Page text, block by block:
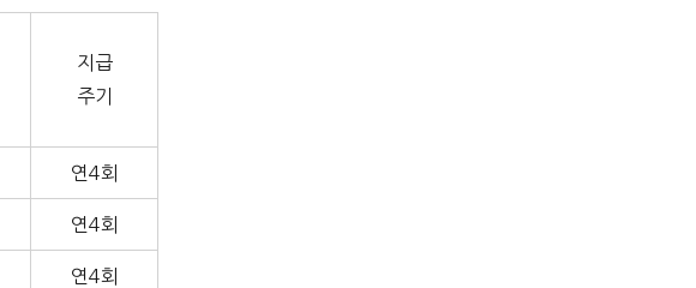
지급
주기
연4회
연4회
연4회